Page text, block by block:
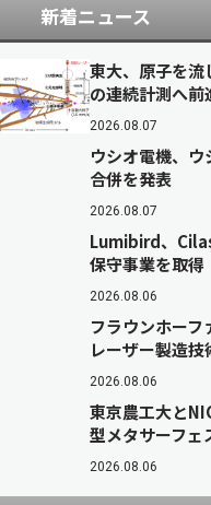
新着ニュース
東大、原子を
の連続計測へ前
2026.08.07
ウシオ電機、
合併を発表
2026.08.07
Lumibird、
保守事業を取得
2026.08.06
フラウンホーフ
レーザー製造技
2026.08.06
東京農工大と
型メタサーフェ
2026.08.06